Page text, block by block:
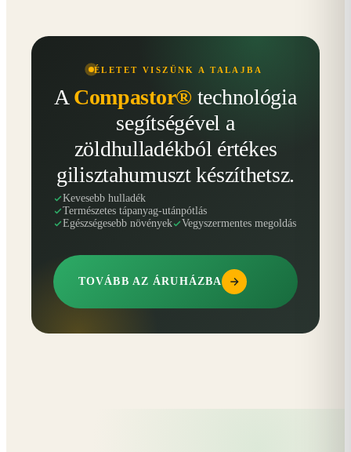
ÉLETET VISZÜNK A TALAJBA
A Compastor® technológia
segítségével a
zöldhulladékból értékes
gilisztahumuszt készíthetsz.
Kevesebb hulladék
Természetes tápanyag-utánpótlás
Egészségesebb növények
Vegyszermentes megoldás
TOVÁBB AZ ÁRUHÁZBA